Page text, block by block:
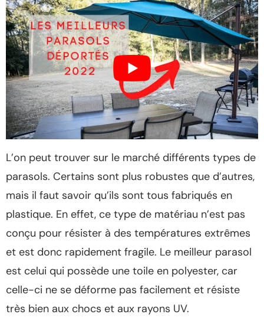
L’on peut trouver sur le marché différents types de
parasols. Certains sont plus robustes que d’autres,
mais il faut savoir qu’ils sont tous fabriqués en
plastique. En effet, ce type de matériau n’est pas
conçu pour résister à des températures extrêmes
et est donc rapidement fragile. Le meilleur parasol
est celui qui possède une toile en polyester, car
celle-ci ne se déforme pas facilement et résiste
très bien aux chocs et aux rayons UV.